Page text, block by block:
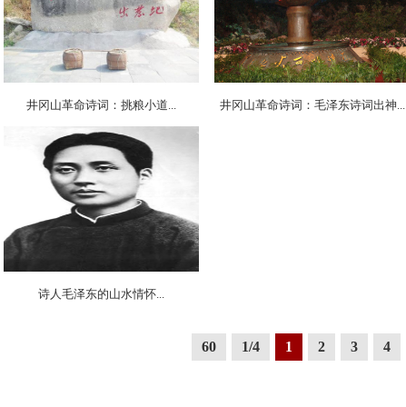
井冈山革命诗词：挑粮小道... 井冈山革命诗词：毛泽东诗词出神...
诗人毛泽东的山水情怀...
60 1/4 1 2 3 4